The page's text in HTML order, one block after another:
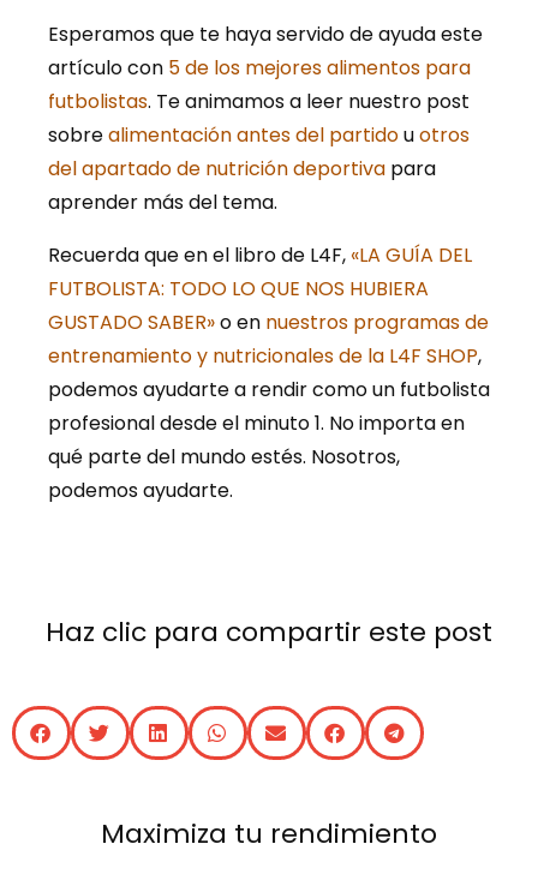
Esperamos que te haya servido de ayuda este
artículo con 5 de los mejores alimentos para
futbolistas. Te animamos a leer nuestro post
sobrealimentación antes del partidouotros
del apartado de nutrición deportiva para
aprender más del tema.
Recuerda que en el libro de L4F, «LA GUÍA DEL
FUTBOLISTA: TODO LO QUE NOS HUBIERA
GUSTADO SABER»o en nuestros programas de
entrenamiento y nutricionales de la L4F SHOP,
podemos ayudarte a rendir como un futbolista
profesional desde el minuto 1. No importa en
qué parte del mundo estés. Nosotros,
podemos ayudarte.
Haz clic para compartir este post
Maximiza tu rendimiento